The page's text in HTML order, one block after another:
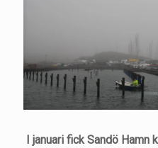
I januari fick Sandö Hamn